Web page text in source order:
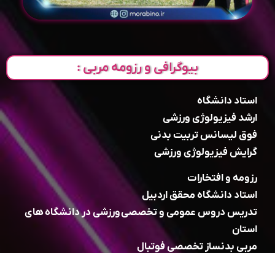
بیوگرافی و رزومه مربی :
استاد دانشگاه
ارشد فیزیولوژی ورزشی
فوق لیسانس تربیت بدنی
گرایش فیزیولوژی ورزشی
رزومه و افتخارات
استاد دانشگاه محقق اردبیل
تدریس دروس عمومی و تخصصی ورزشی در دانشگاه های
استان
مربی بدنساز تخصصی فوتبال